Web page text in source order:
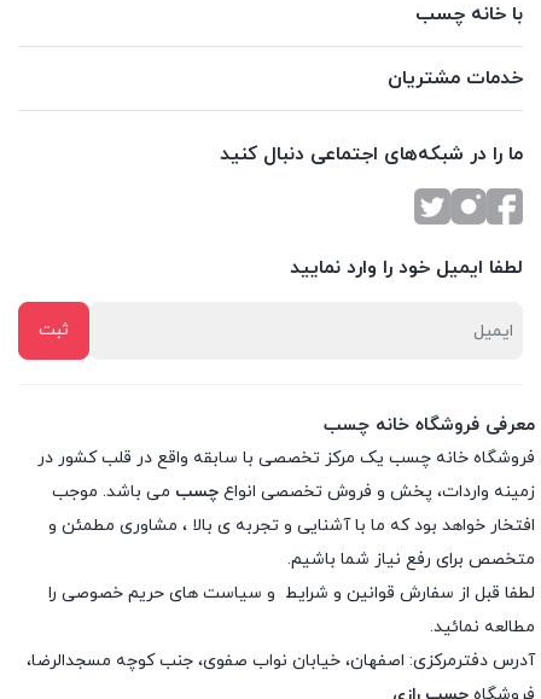
با خانه چسب
خدمات مشتریان
ما را در شبکه‌های اجتماعی دنبال کنید
لطفا ایمیل خود را وارد نمایید
معرفی فروشگاه خانه چسب
فروشگاه خانه چسب یک مرکز تخصصی با سابقه واقع در قلب کشور در
زمینه واردات، پخش و فروش تخصصی انواع چسب می باشد. موجب
افتخار خواهد بود که ما با آشنایی و تجربه ی بالا ، مشاوری مطمئن و
متخصص برای رفع نیاز شما باشیم.
لطفا قبل از سفارش قوانین و شرایط و سیاست های حریم خصوصی را
مطالعه نمائید.
آدرس دفترمرکزی: اصفهان، خیابان نواب صفوی، جنب کوچه مسجدالرضا،